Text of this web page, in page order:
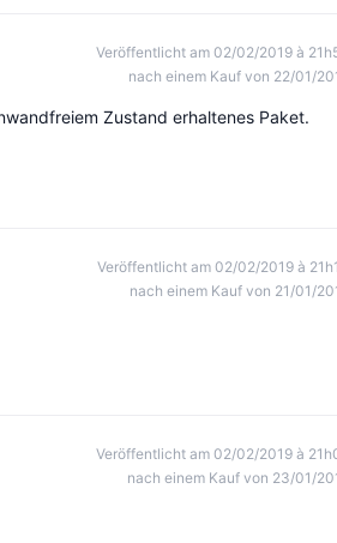
Veröffentlicht am 02/02/2019 à
nach einem Kauf von 22/01/
Zustand erhaltenes Paket.
Veröffentlicht am 02/02/2019 à
nach einem Kauf von 21/01/
Veröffentlicht am 02/02/2019 à
nach einem Kauf von 23/01/